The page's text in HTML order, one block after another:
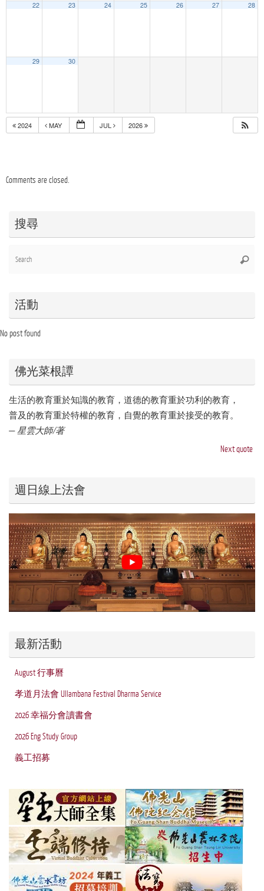
22 23 24 25 26 27 28
29 30
2024 MAY JUL 2026
Comments are closed.
搜尋
活動
No post found
佛光菜根譚
生活的教育重於知識的教育，道德的教育重於功利的教育，
普及的教育重於特權的教育，自覺的教育重於接受的教育。
— 星雲大師/著
Next quote
週日線上法會
最新活動
August 行事曆
孝道月法會 Ullambana Festival Dharma Service
2026 幸福分會讀書會
2026 Eng Study Group
義工招募